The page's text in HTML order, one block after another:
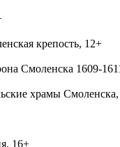
крепость, 12+
Смоленска 1609-
храмы
16+